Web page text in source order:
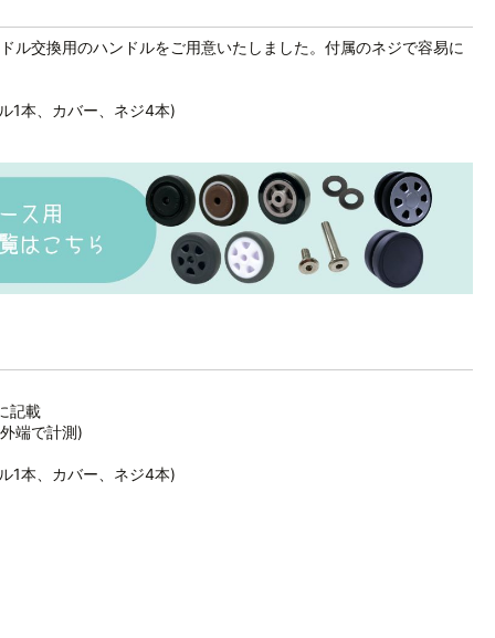
ル交換用のハンドルをご用意いたしました。付属のネジで容易に
1本、カバー、ネジ4本)
記載
端で計測)
1本、カバー、ネジ4本)